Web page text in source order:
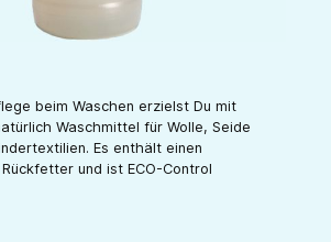
beim Waschen erzielst Du mit
Waschmittel für Wolle, Seide
Es enthält einen
und ist ECO-Control